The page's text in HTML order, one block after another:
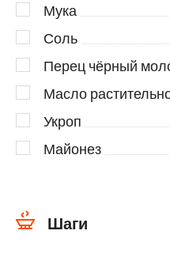
Мука
Соль
Перец чёрный
Масло
Укроп
Майонез
Шаги